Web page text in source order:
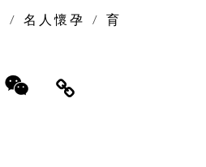
/ 名人懷孕 /
育